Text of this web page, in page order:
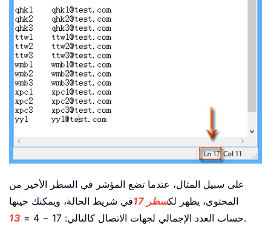
على سبيل المثال، عندما تضع المؤشر في السطر الأخير من
المحتوى، يظهر لكسطر 17
في شريط الحالة، ويمكنك حينها
حساب العدد الإجمالي لجهات الاتصال كالتالي: 17 − 4 =
13 .